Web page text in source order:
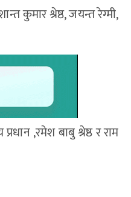
कुमार श्रेष्ठ, जयन्त रेग्मी,
,रमेश बाबु श्रेष्ठ र राम